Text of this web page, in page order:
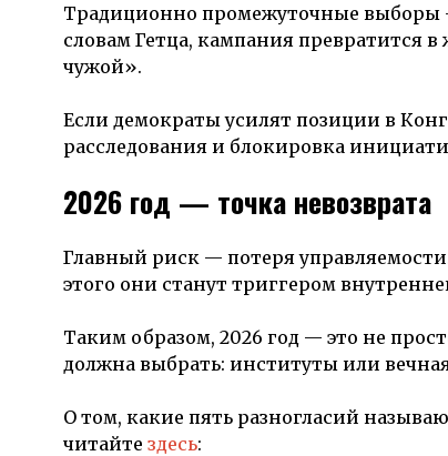
Традиционно промежуточные выборы
словам Гетца, кампания превратится
чужой».
Если демократы усилят позиции в
расследования и блокировка
2026 год — точка невозврата
Главный риск — потеря
этого они станут триггером
Таким образом, 2026 год — это не
должна выбрать: институты или
О том, какие пять разногласий
читайте здесь: